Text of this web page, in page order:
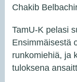
Chakib
TamU-K pelasi
Ensimmäisestä
runkomiehiä, ja
tuloksena